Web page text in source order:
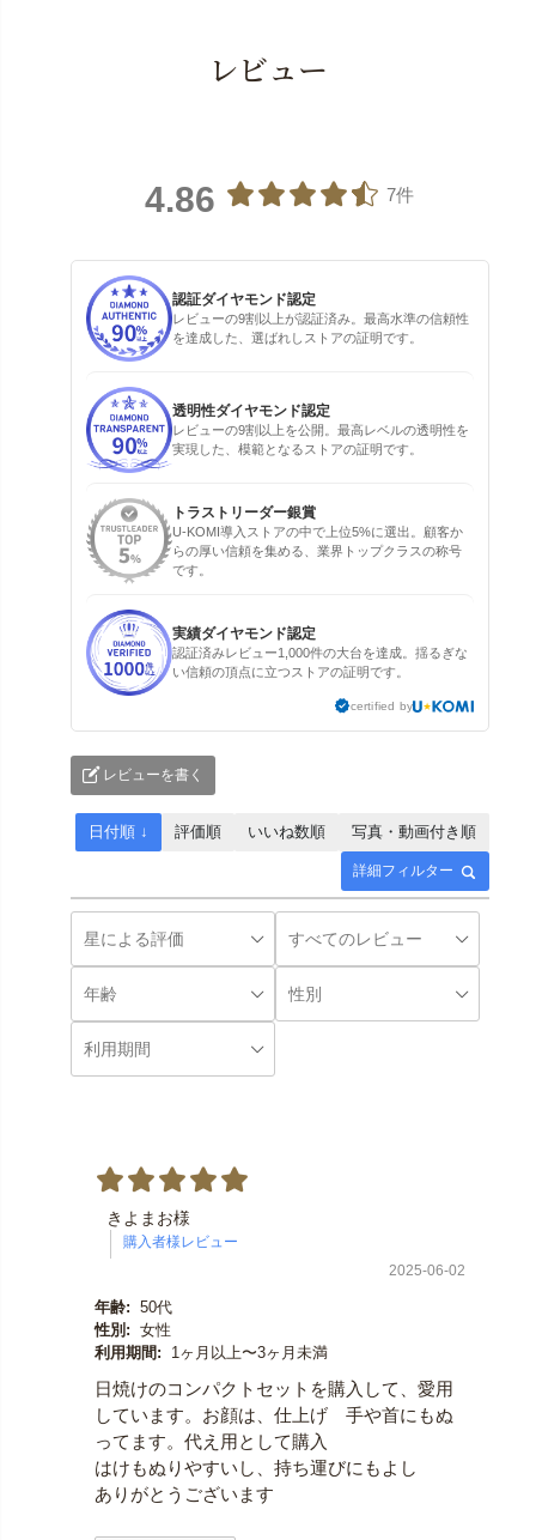
レビュー
4.86 7件
認証ダイヤモンド認定
レビューの9割以上が認証済み。最高水準の信頼性
を達成した、選ばれしストアの証明です。
透明性ダイヤモンド認定
レビューの9割以上を公開。最高レベルの透明性を
実現した、模範となるストアの証明です。
トラストリーダー銀賞
U-KOMI導入ストアの中で上位5%に選出。顧客か
らの厚い信頼を集める、業界トップクラスの称号
です。
実績ダイヤモンド認定
認証済みレビュー1,000件の大台を達成。揺るぎな
い信頼の頂点に立つストアの証明です。
certified by
レビューを書く
詳細フィルター
日付順 ↓ 評価順 いいね数順 写真・動画付き順
きよまお様
2025-06-02
年齢: 50代
性別: 女性
利用期間:
1ヶ月以上〜3ヶ月未満
日焼けのコンパクトセットを購入して、愛用
しています。お顔は、仕上げ 手や首にもぬ
ってます。代え用として購入
はけもぬりやすいし、持ち運びにもよし
ありがとうございます